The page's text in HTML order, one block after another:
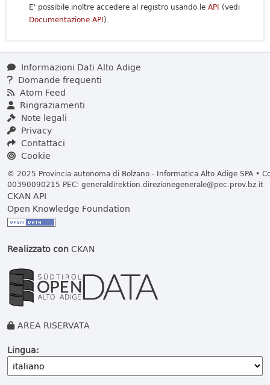
E' possibile inoltre accedere al registro usando le API (vedi
Documentazione API).
Informazioni Dati Alto Adige
Domande frequenti
Atom Feed
Ringraziamenti
Note legali
Privacy
Contattaci
Cookie
© 2025 Provincia autonoma di Bolzano - Informatica Alto Adige SPA •
00390090215 PEC: generaldirektion.direzionegenerale@pec.prov.bz.it
CKAN API
Open Knowledge Foundation
Realizzato conCKAN
AREA RISERVATA
Lingua